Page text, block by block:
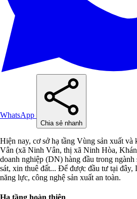
WhatsApp
Chia sẻ nhanh
Hiện nay, cơ sở hạ tầng Vùng sản xuất
Vân (xã Ninh Vân, thị xã Ninh Hòa,
doanh nghiệp (DN) hàng đầu trong
sát, xin thuê đất... Để được đầu tư tại
năng lực, công nghệ sản xuất an toàn.
Hạ tầng hoàn thiện